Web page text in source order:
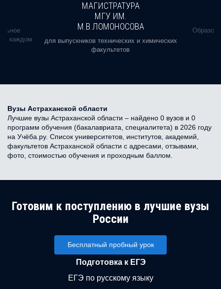
в каждом
МАГИСТРАТУРА
МГУ ИМ.
М.В.ЛОМОНОСОВА
для выпускников технических и химических
факультетов
Вузы Астраханской области
Лучшие вузы Астраханской области – найдено 0 вузов и 0
программ обучения (бакалавриата, специалитета) в 2026 году
на Учёба.ру. Список университетов, институтов, академий,
факультетов Астраханской области с адресами, отзывами,
фото, стоимостью обучения и проходным баллом.
Готовим к поступлению в лучшие вузы
России
Бесплатный пробный урок
Подготовка к ЕГЭ
ЕГЭ по русскому языку